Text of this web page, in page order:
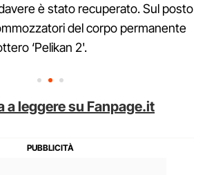
è stato recuperato. Sul posto
del corpo permanente
‘Pelikan 2'.
a leggere su Fanpage.it